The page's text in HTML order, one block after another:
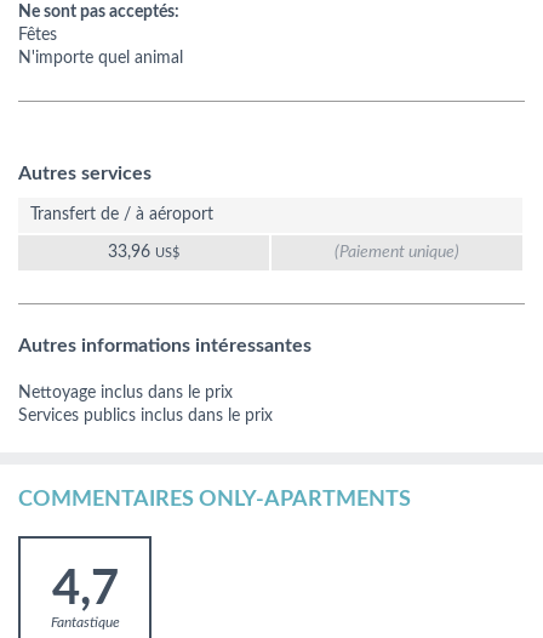
Ne sont pas acceptés:
Fêtes
N'importe quel animal
Autres services
Transfert de / à aéroport
33,96 US$ (Paiement unique)
Autres informations intéressantes
Nettoyage inclus dans le prix
Services publics inclus dans le prix
COMMENTAIRES ONLY-APARTMENTS
4,7
Fantastique